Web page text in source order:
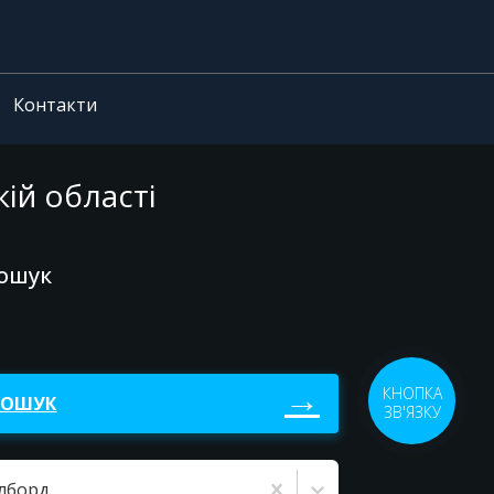
Контакти
області
КНОПКА
ЗВ'ЯЗКУ